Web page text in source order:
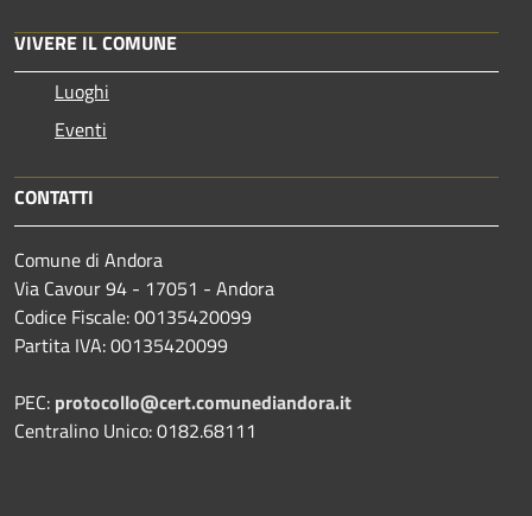
VIVERE IL COMUNE
Luoghi
Eventi
CONTATTI
Comune di Andora
Via Cavour 94 - 17051 - Andora
Codice Fiscale: 00135420099
Partita IVA: 00135420099
PEC: protocollo@cert.comunediandora.it
Centralino Unico: 0182.68111